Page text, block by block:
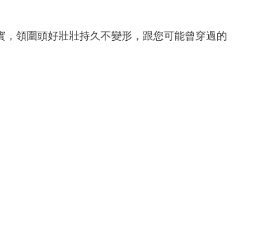
領圍頭好壯壯持久不變形，跟您可能曾穿過的